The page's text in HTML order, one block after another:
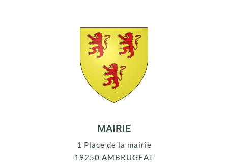
MAIRIE
1 Place de la mairie
19250 AMBRUGEAT